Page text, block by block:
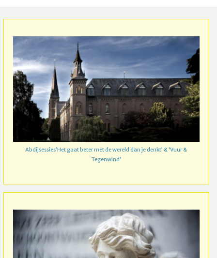
Abdijsessies’Het gaat beter met de wereld dan je denkt’ & ‘Vuur &
Tegenwind’